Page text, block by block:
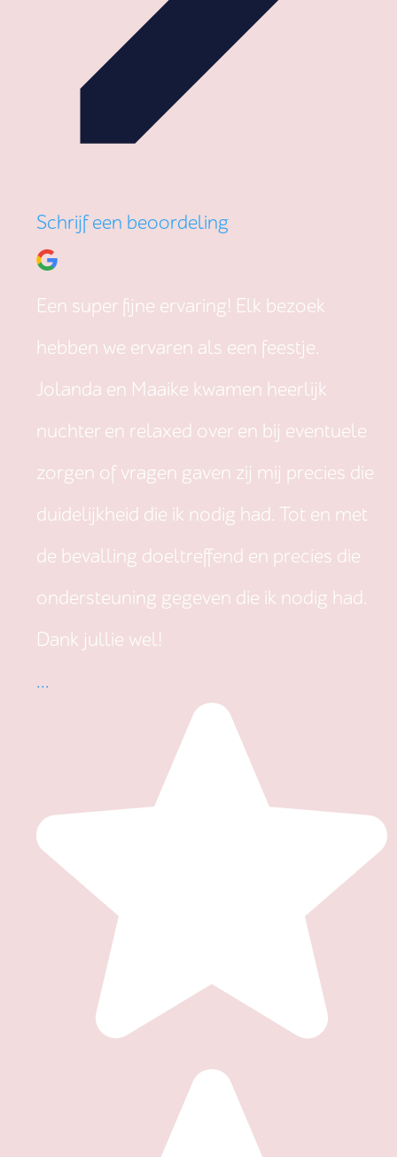
Schrijf een beoordeling
Een super fijne ervaring! Elk bezoek
hebben we ervaren als een feestje.
Jolanda en Maaike kwamen heerlijk
nuchter en relaxed over en bij eventuele
zorgen of vragen gaven zij mij precies die
duidelijkheid die ik nodig had. Tot en met
de bevalling doeltreffend en precies die
ondersteuning gegeven die ik nodig had.
Dank jullie wel!
...